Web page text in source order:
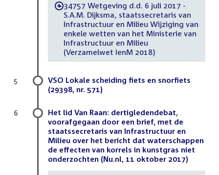
-34757 Wetgeving d.d. 6 juli 2017 -
S.A.M. Dijksma, staatssecretaris van
Infrastructuur en Milieu Wijziging van
enkele wetten van het Ministerie van
Infrastructuur en Milieu
(Verzamelwet IenM 2018)
VSO Lokale scheiding fiets en snorfiets
(29398, nr. 571)
5
Het lid Van Raan: dertigledendebat,
voorafgegaan door een brief, met de
staatssecretaris van Infrastructuur en
Milieu over het bericht dat waterschappen
de effecten van korrels in kunstgras niet
onderzochten (Nu.nl, 11 oktober 2017)
6